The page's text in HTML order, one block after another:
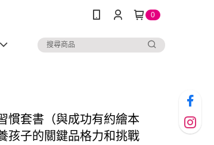
0
慣套書（與成功有約繪本
孩子的關鍵品格力和挑戰